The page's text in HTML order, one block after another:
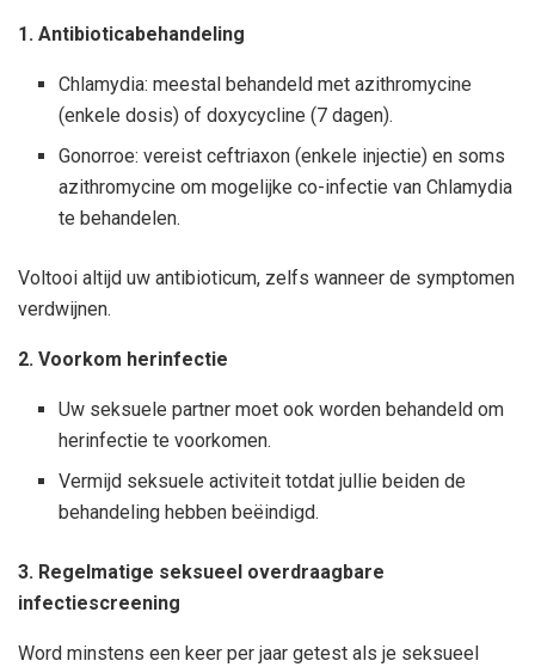
1. Antibioticabehandeling
Chlamydia: meestal behandeld met azithromycine
(enkele dosis) of doxycycline (7 dagen).
Gonorroe: vereist ceftriaxon (enkele injectie) en soms
azithromycine om mogelijke co-infectie van Chlamydia
te behandelen.
Voltooi altijd uw antibioticum, zelfs wanneer de symptomen
verdwijnen.
2. Voorkom herinfectie
Uw seksuele partner moet ook worden behandeld om
herinfectie te voorkomen.
Vermijd seksuele activiteit totdat jullie beiden de
behandeling hebben beëindigd.
3. Regelmatige seksueel overdraagbare
infectiescreening
Word minstens een keer per jaar getest als je seksueel